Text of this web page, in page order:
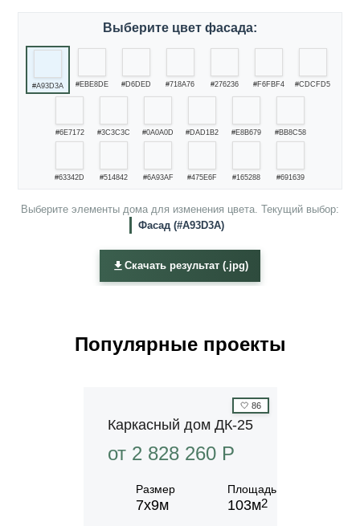
Выберите цвет фасада:
#A93D3A #EBE8DE #D6DED #718A76 #276236 #F6FBF4 #CDCFD5
#6E7172 #3C3C3C #0A0A0D #DAD1B2 #E8B679 #BB8C58
#63342D #514842 #6A93AF #475E6F #165288 #691639
Выберите элементы дома для изменения цвета. Текущий выбор:
Фасад (#A93D3A)
Скачать результат (.jpg)
Популярные проекты
🤍 86
Каркасный дом ДК-25
от 2 828 260 P
Размер
7х9м
Площадь
103м2